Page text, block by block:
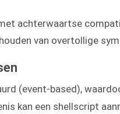
achterwaartse
van overtollige
(event-based),
kan een shellscript